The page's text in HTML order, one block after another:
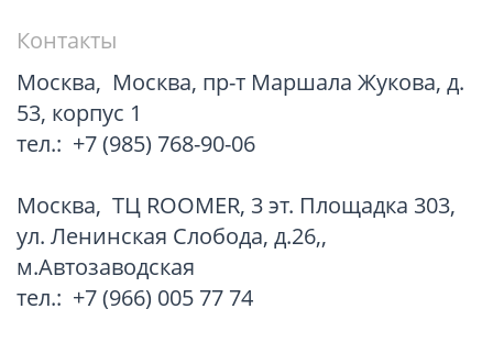
Контакты
Москва, Москва, пр-т Маршала Жукова, д.
53, корпус 1
тел.: +7 (985) 768-90-06
Москва, TЦ ROOMER, 3 эт. Площадка 303,
ул. Ленинская Слобода, д.26,,
м.Автозаводская
тел.: +7 (966) 005 77 74